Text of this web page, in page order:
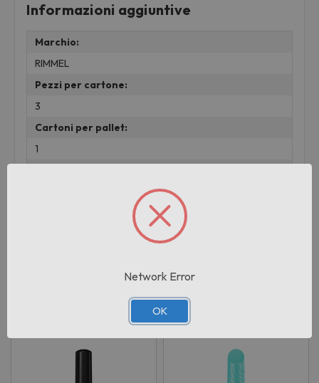
Informazioni aggiuntive
Marchio:
RIMMEL
Pezzi per cartone:
3
Cartoni per pallet:
1
Prodotti correlati
Network Error
OK